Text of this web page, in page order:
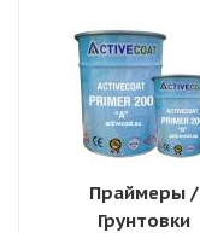
Праймеры /
Грунтовки